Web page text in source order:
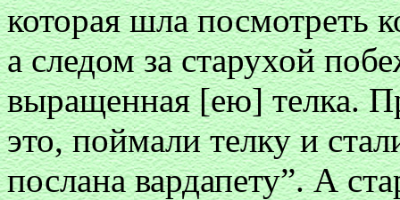
которая шла посмотреть
а следом за старухой
выращенная [ею] телка.
это, поймали телку и
послана вардапету”. А